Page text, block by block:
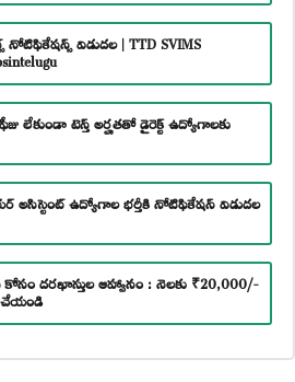
నోటిఫికేషన్స్ విడుదల | TTD SVIMS
లేకుండా టెన్త్ అర్హతతో డైరెక్ట్ ఉద్యోగాలకు
అసిస్టెంట్ ఉద్యోగాల భర్తీకి నోటిఫికేషన్ విడుదల
దరఖాస్తుల ఆహ్వానం : నెలకు ₹20,000/-
చేయండి